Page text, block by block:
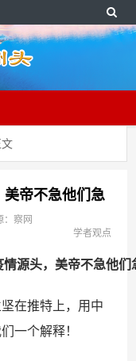
美帝不急他们急
：察网
学者观点
在推特上，用中
一个解释！